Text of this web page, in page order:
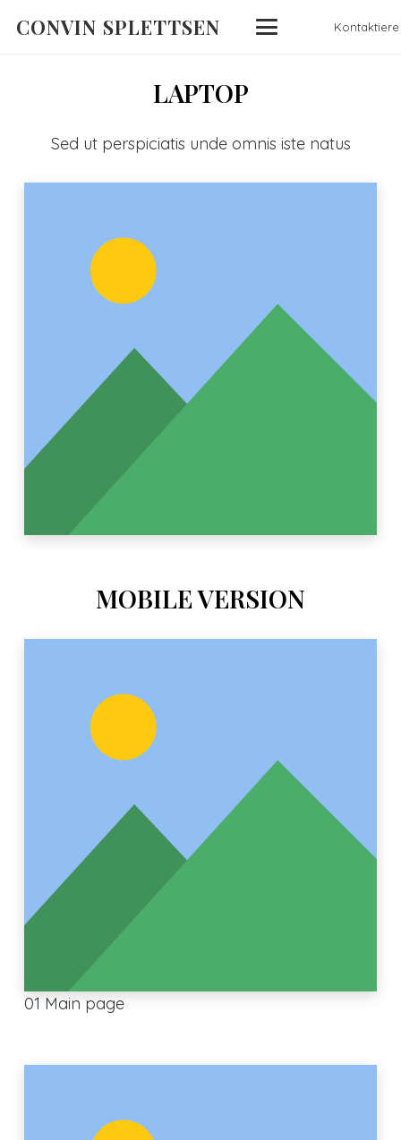
CONVIN SPLETTSEN
LAPTOP
Sed ut perspiciatis unde omnis iste natus
MOBILE VERSION
01 Main page